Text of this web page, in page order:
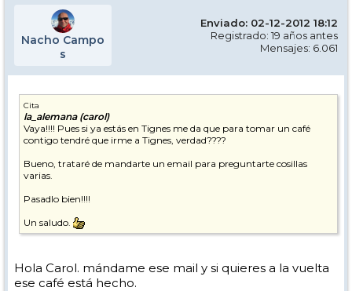
Nacho Campo
s
Enviado: 02-12-2012 18:12
Registrado: 19 años antes
Mensajes: 6.061
Cita
la_alemana (carol)
Vaya!!!! Pues si ya estás en Tignes me da que para tomar un café
contigo tendré que irme a Tignes, verdad????
Bueno, trataré de mandarte un email para preguntarte cosillas
varias.
Pasadlo bien!!!!
Un saludo.
Hola Carol. mándame ese mail y si quieres a la vuelta
ese café está hecho.